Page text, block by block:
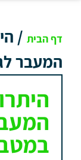
דף הבית /
המעבר